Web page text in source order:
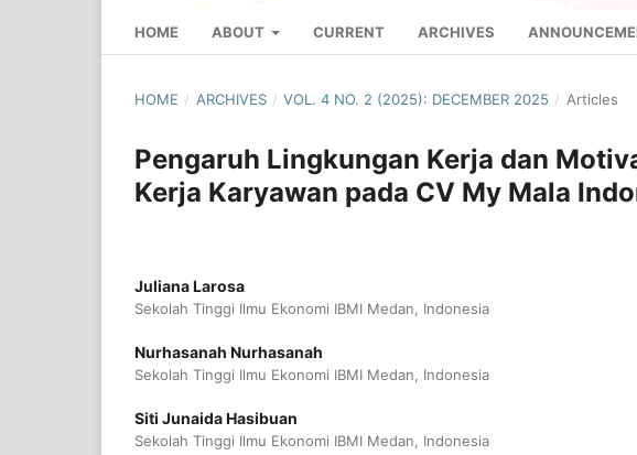
HOME ABOUT CURRENT ARCHIVES
HOME / ARCHIVES / VOL. 4 NO. 2 (2025): DECEMBER 2025 / Articles
Pengaruh Lingkungan Kerja dan
Kerja Karyawan pada CV My Mala
Juliana Larosa
Sekolah Tinggi Ilmu Ekonomi IBMI Medan, Indonesia
Nurhasanah Nurhasanah
Sekolah Tinggi Ilmu Ekonomi IBMI Medan, Indonesia
Siti Junaida Hasibuan
Sekolah Tinggi Ilmu Ekonomi IBMI Medan, Indonesia